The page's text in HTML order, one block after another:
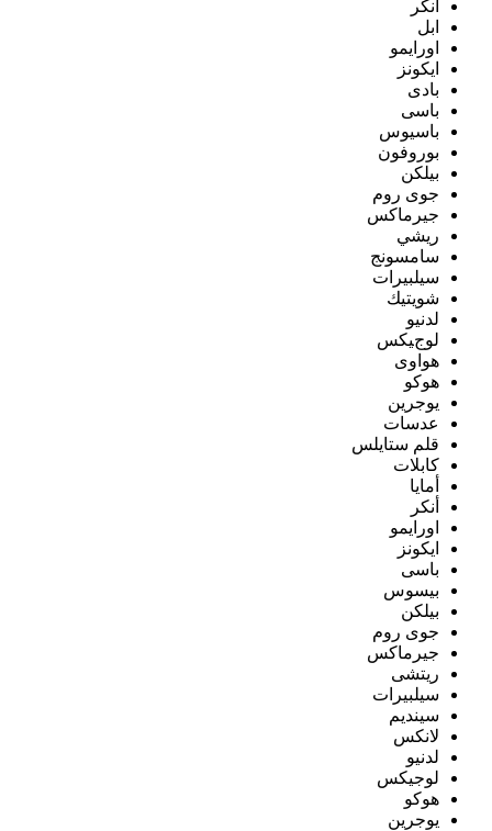
أنكر
ابل
اورايمو
ايكونز
بادى
باسى
باسيوس
بوروفون
بيلكن
جوى روم
جيرماكس
ريشي
سامسونج
سيلبيرات
شويتيك
لدنيو
لوجيكس
هواوى
هوكو
يوجرين
عدسات
قلم ستايلس
كابلات
أمايا
أنكر
اورايمو
ايكونز
باسى
بيسوس
بيلكن
جوى روم
جيرماكس
ريتشى
سيلبيرات
سينديم
لانكس
لدنيو
لوجيكس
هوكو
يوجرين